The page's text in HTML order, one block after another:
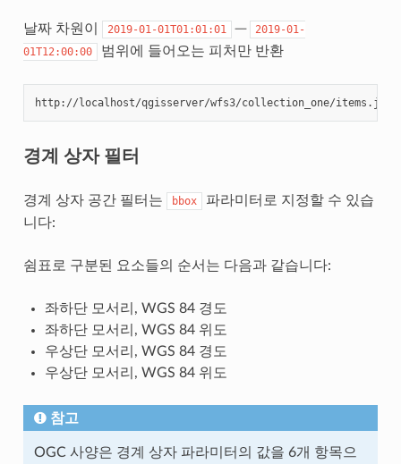
날짜 차원이 2019-01-01T01:01:01 ─
2019-01-
01T12:00:00
범위에 들어오는 피처만 반환
http://localhost/qgisserver/wfs3/collection_one/
경계 상자 필터
경계 상자 공간 필터는 bbox
파라미터로 지정할 수 있습
니다:
쉼표로 구분된 요소들의 순서는 다음과 같습니다:
좌하단 모서리, WGS 84 경도
좌하단 모서리, WGS 84 위도
우상단 모서리, WGS 84 경도
우상단 모서리, WGS 84 위도
참고
OGC 사양은 경계 상자 파라미터의 값을 6개 항목으